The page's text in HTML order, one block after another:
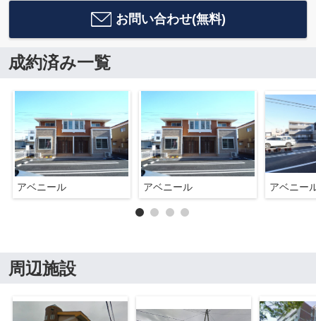
お問い合わせ(無料)
成約済み一覧
アベニール アベニール アベニー
周辺施設